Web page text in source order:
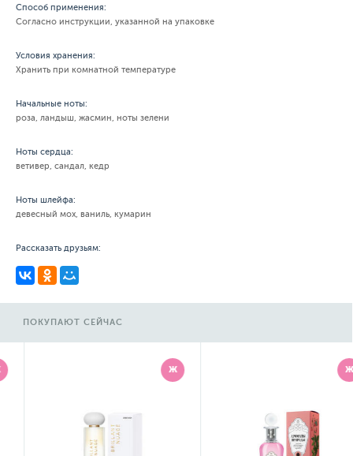
Способ применения:
Согласно инструкции, указанной на упаковке
Условия хранения:
Хранить при комнатной температуре
Начальные ноты:
роза, ландыш, жасмин, ноты зелени
Ноты сердца:
ветивер, сандал, кедр
Ноты шлейфа:
девесный мох, ваниль, кумарин
Рассказать друзьям:
ПОКУПАЮТ СЕЙЧАС